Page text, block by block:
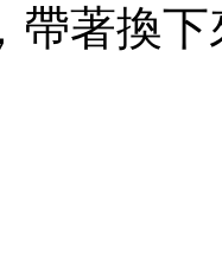
帶著換